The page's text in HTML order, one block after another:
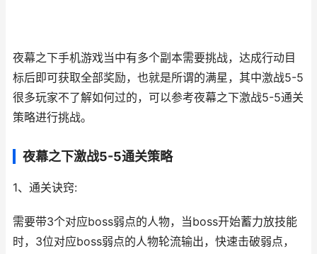
夜幕之下手机游戏当中有多个副本需要挑战，达成行动目
标后即可获取全部奖励，也就是所谓的满星，其中激战5-5
很多玩家不了解如何过的，可以参考夜幕之下激战5-5通关
策略进行挑战。
夜幕之下激战5-5通关策略
1、通关诀窍:
需要带3个对应boss弱点的人物，当boss开始蓄力放技能
时，3位对应boss弱点的人物轮流输出，快速击破弱点，